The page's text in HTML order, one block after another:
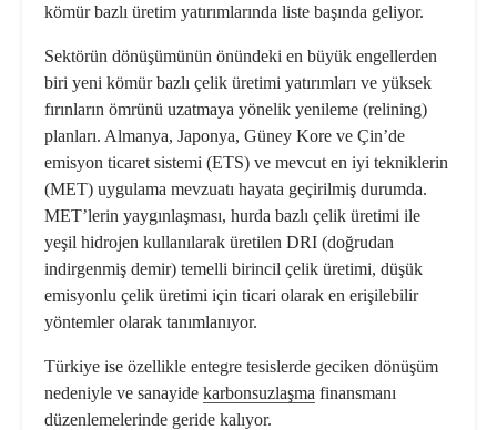
kömür bazlı üretim yatırımlarında liste başında geliyor.
Sektörün dönüşümünün önündeki en büyük engellerden
biri yeni kömür bazlı çelik üretimi yatırımları ve yüksek
fırınların ömrünü uzatmaya yönelik yenileme (relining)
planları. Almanya, Japonya, Güney Kore ve Çin’de
emisyon ticaret sistemi (ETS) ve mevcut en iyi tekniklerin
(MET) uygulama mevzuatı hayata geçirilmiş durumda.
MET’lerin yaygınlaşması, hurda bazlı çelik üretimi ile
yeşil hidrojen kullanılarak üretilen DRI (doğrudan
indirgenmiş demir) temelli birincil çelik üretimi, düşük
emisyonlu çelik üretimi için ticari olarak en erişilebilir
yöntemler olarak tanımlanıyor.
Türkiye ise özellikle entegre tesislerde geciken dönüşüm
nedeniyle ve sanayide karbonsuzlaşma finansmanı
düzenlemelerinde geride kalıyor.